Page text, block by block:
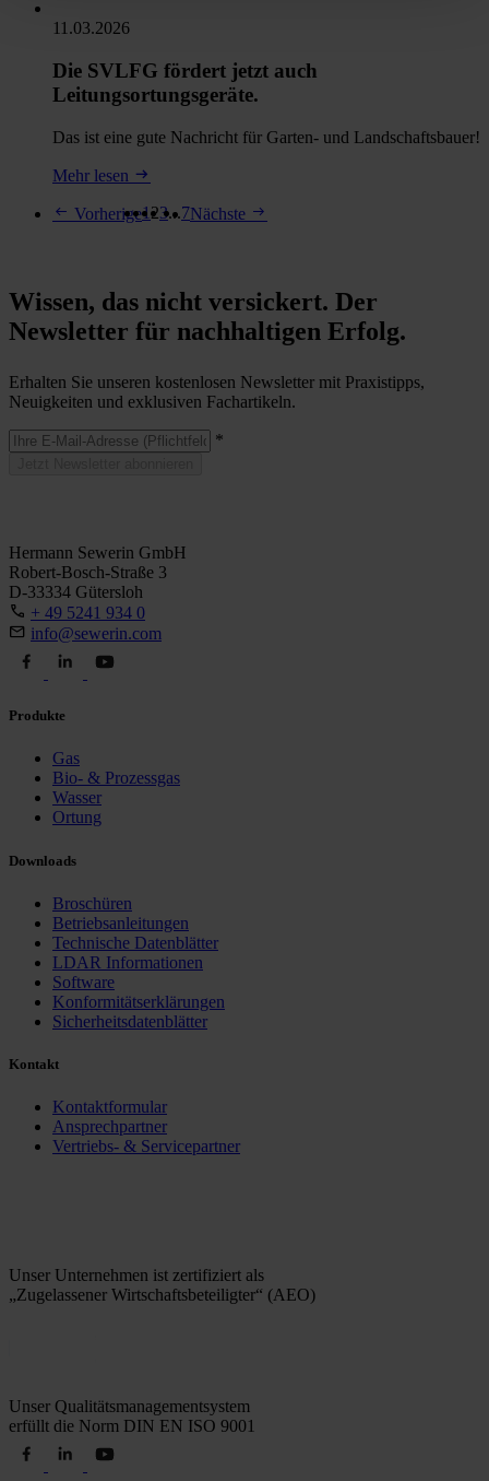
11.03.2026
Die SVLFG fördert jetzt auch
Leitungsortungsgeräte.
Das ist eine gute Nachricht für Garten- und Landschaftsbauer!
Mehr lesen
Vorherige123...7Nächste
Wissen, das nicht versickert. Der
Newsletter für nachhaltigen Erfolg.
Erhalten Sie unseren kostenlosen Newsletter mit Praxistipps,
Neuigkeiten und exklusiven Fachartikeln.
*
Hermann Sewerin GmbH
Robert-Bosch-Straße 3
D-33334 Gütersloh
+ 49 5241 934 0
info@sewerin.com
Produkte
Gas
Bio- & Prozessgas
Wasser
Ortung
Downloads
Broschüren
Betriebsanleitungen
Technische Datenblätter
LDAR Informationen
Software
Konformitätserklärungen
Sicherheitsdatenblätter
Kontakt
Kontaktformular
Ansprechpartner
Vertriebs- & Servicepartner
Unser Unternehmen ist zertifiziert als
„Zugelassener Wirtschaftsbeteiligter“ (AEO)
Unser Qualitätsmanagementsystem
erfüllt die Norm DIN EN ISO 9001